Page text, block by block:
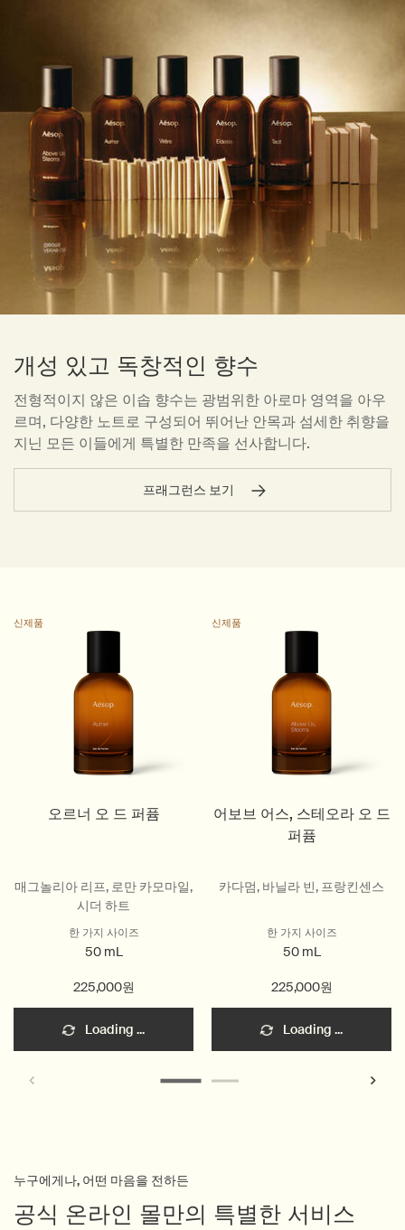
개성 있고 독창적인 향수
전형적이지 않은 이솝 향수는 광범위한 아로마 영역을 아우
르며, 다양한 노트로 구성되어 뛰어난 안목과 섬세한 취향을
지닌 모든 이들에게 특별한 만족을 선사합니다.
프래그런스 보기
신제품
오르너 오 드 퍼퓸
매그놀리아 리프, 로만 카모마일,
시더 하트
한 가지 사이즈
50 mL
225,000원
Loading ...
신제품
어보브 어스, 스테오라 오 드
퍼퓸
카다멈, 바닐라 빈, 프랑킨센스
한 가지 사이즈
50 mL
225,000원
Loading ...
누구에게나, 어떤 마음을 전하든
공식 온라인 몰만의 특별한 서비스